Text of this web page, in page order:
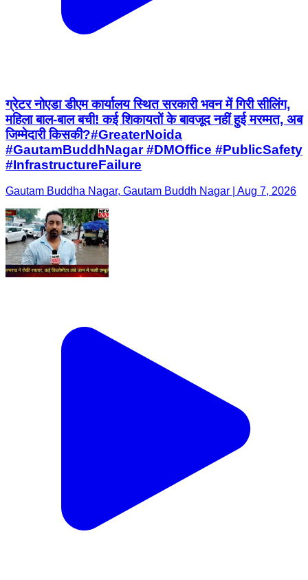
ग्रेटर नोएडा डीएम कार्यालय स्थित सरकारी भवन में गिरी सीलिंग,
महिला बाल-बाल बची! कई शिकायतों के बावजूद नहीं हुई मरम्मत, अब
जिम्मेदारी किसकी?#GreaterNoida
#GautamBuddhNagar #DMOffice #PublicSafety
#InfrastructureFailure
Gautam Buddha Nagar, Gautam Buddh Nagar | Aug 7, 2026